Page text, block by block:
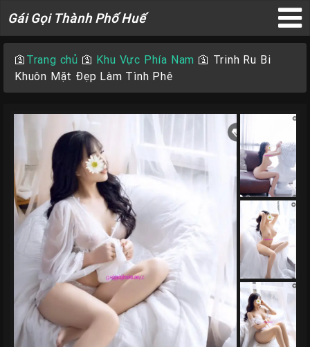
Gái Gọi Thành Phố Huế
Gái
Phố
Huế
×
Chủ
Gái
gọi
Huế
Rẽ
🛐 Trang chủ 🛐 Khu Vực Phía Nam 🛐 Trinh Ru Bi
Khuôn Mặt Đẹp Làm Tình Phê